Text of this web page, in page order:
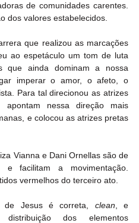
de comunidades carentes.
dos valores estabelecidos.
que realizou as marcações
ao espetáculo um tom de luta
que ainda dominam a nossa
imperar o amor, o afeto, o
Para tal direcionou as atrizes
apontam nessa direção mais
e colocou as atrizes pretas
Vianna e Dani Ornellas são de
e facilitam a movimentação.
vermelhos do terceiro ato.
de Jesus é correta, clean , e
dos elementos